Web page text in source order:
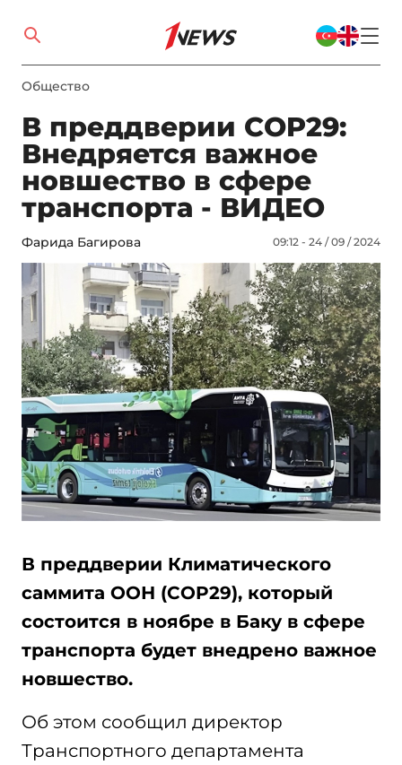
Общество
В преддверии COP29:
Внедряется важное
новшество в сфере
транспорта - ВИДЕО
Фарида Багирова 09:12 - 24 / 09 / 2024
В преддверии Климатического
саммита ООН (COP29), который
состоится в ноябре в Баку в сфере
транспорта будет внедрено важное
новшество.
Об этом сообщил директор
Транспортного департамента